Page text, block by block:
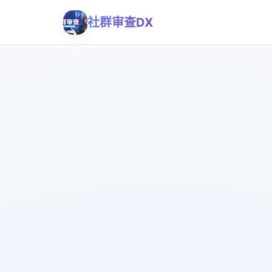
社群审查DX